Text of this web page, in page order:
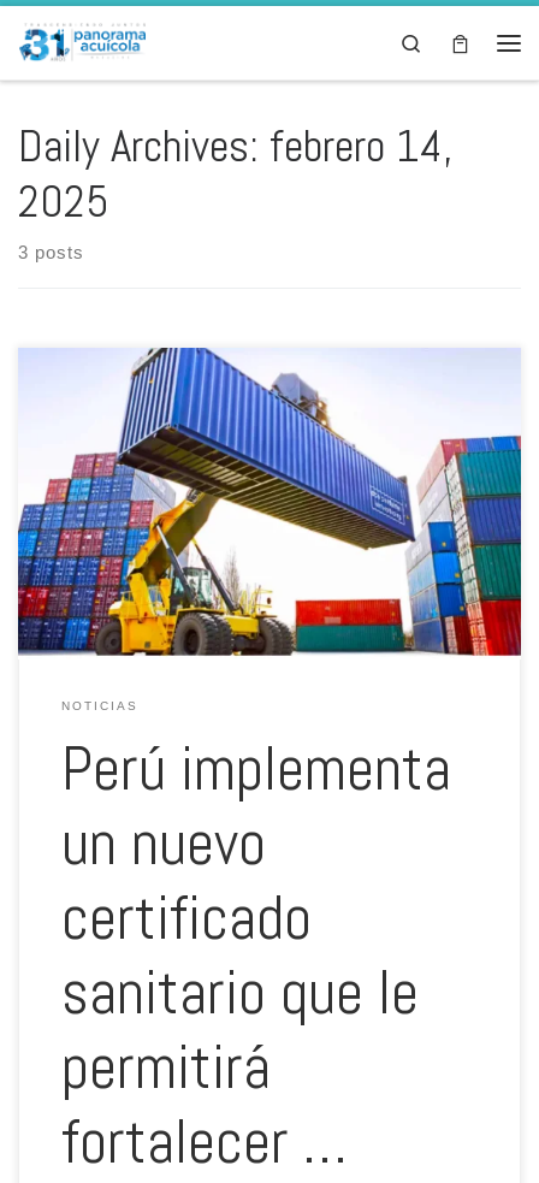
Skip to content
Search
Daily Archives: febrero 14,
2025
3 posts
El documento permitirá además garantizar el cumplimiento de
controles sanitarios, asegurando la inocuidad de los productos
frescos refrigerados importados En el marco de la cooperación
entre Perú y Ecuador, el Ministerio de la Producción (Produce), a
través de su entidad adscrita la Autoridad Nacional de Sanidad e
Inocuidad en Pesca […]
NOTICIAS
Perú implementa
un nuevo
certificado
sanitario que le
permitirá
fortalecer …